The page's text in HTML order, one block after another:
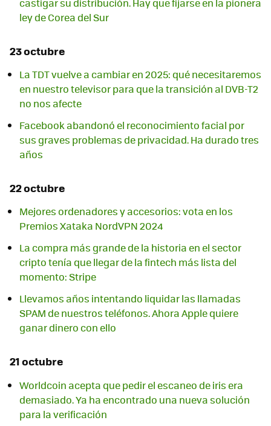
ley de Corea del Sur
23 octubre
La TDT vuelve a cambiar en 2025: qué necesitaremos
en nuestro televisor para que la transición al DVB-T2
no nos afecte
Facebook abandonó el reconocimiento facial por
sus graves problemas de privacidad. Ha durado tres
años
22 octubre
Mejores ordenadores y accesorios: vota en los
Premios Xataka NordVPN 2024
La compra más grande de la historia en el sector
cripto tenía que llegar de la fintech más lista del
momento: Stripe
Llevamos años intentando liquidar las llamadas
SPAM de nuestros teléfonos. Ahora Apple quiere
ganar dinero con ello
21 octubre
Worldcoin acepta que pedir el escaneo de iris era
demasiado. Ya ha encontrado una nueva solución
para la verificación